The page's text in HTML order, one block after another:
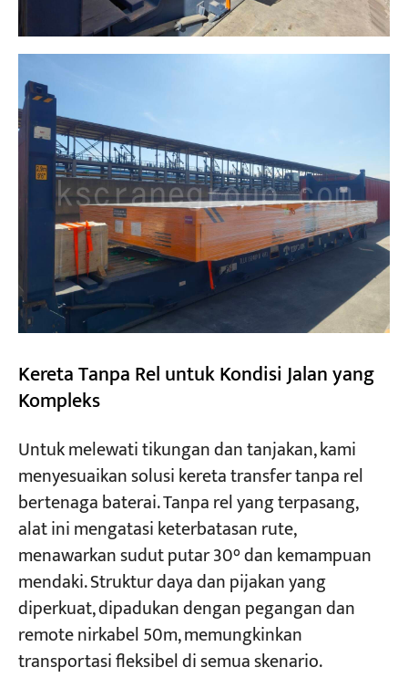
Kereta Tanpa Rel untuk Kondisi Jalan yang
Kompleks
Untuk melewati tikungan dan tanjakan, kami
menyesuaikan solusi kereta transfer tanpa rel
bertenaga baterai. Tanpa rel yang terpasang,
alat ini mengatasi keterbatasan rute,
menawarkan sudut putar 30° dan kemampuan
mendaki. Struktur daya dan pijakan yang
diperkuat, dipadukan dengan pegangan dan
remote nirkabel 50m, memungkinkan
transportasi fleksibel di semua skenario.